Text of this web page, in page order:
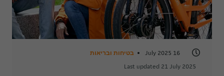
16 July 2025
בטיחות ובריאות
Last updated 21 July 2025